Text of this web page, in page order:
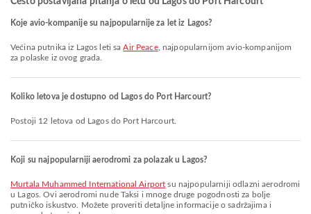
Koje avio-kompanije su najpopularnije za let iz Lagos?
Većina putnika iz Lagos leti saAir Peace, najpopularnijom avio-kompanijom
za polaske iz ovog grada.
Koliko letova je dostupno od Lagos do Port Harcourt?
Postoji 12 letova od Lagos do Port Harcourt.
Koji su najpopularniji aerodromi za polazak u Lagos?
Murtala Muhammed International Airport su najpopularniji odlazni aerodromi
u Lagos. Ovi aerodromi nude Taksi i mnoge druge pogodnosti za bolje
putničko iskustvo. Možete proveriti detaljne informacije o sadržajima i